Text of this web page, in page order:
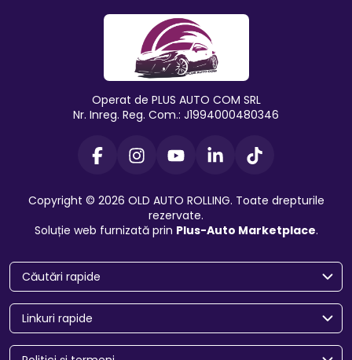
Operat de PLUS AUTO COM SRL
Nr. Inreg. Reg. Com.: J1994000480346
Copyright © 2026 OLD AUTO ROLLING. Toate drepturile
rezervate.
Soluție web furnizată prin Plus-Auto Marketplace.
Căutări rapide
Linkuri rapide